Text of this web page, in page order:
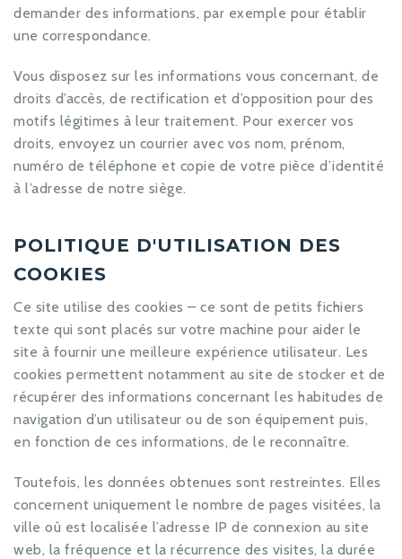
demander des informations, par exemple pour établir
une correspondance.
Vous disposez sur les informations vous concernant, de
droits d’accès, de rectification et d’opposition pour des
motifs légitimes à leur traitement. Pour exercer vos
droits, envoyez un courrier avec vos nom, prénom,
numéro de téléphone et copie de votre pièce d’identité
à l’adresse de notre siège.
POLITIQUE D'UTILISATION DES
COOKIES
Ce site utilise des cookies – ce sont de petits fichiers
texte qui sont placés sur votre machine pour aider le
site à fournir une meilleure expérience utilisateur. Les
cookies permettent notamment au site de stocker et de
récupérer des informations concernant les habitudes de
navigation d’un utilisateur ou de son équipement puis,
en fonction de ces informations, de le reconnaître.
Toutefois, les données obtenues sont restreintes. Elles
concernent uniquement le nombre de pages visitées, la
ville où est localisée l’adresse IP de connexion au site
web, la fréquence et la récurrence des visites, la durée